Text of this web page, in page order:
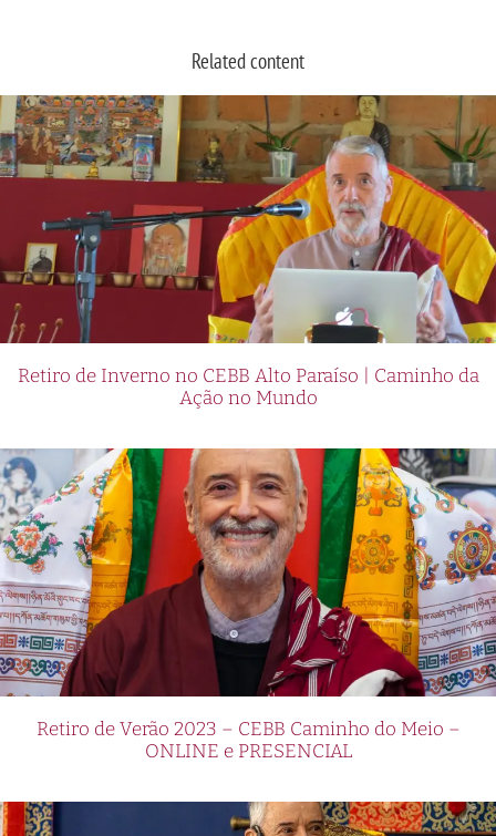
Related content
Retiro de Inverno no CEBB Alto Paraíso | Caminho da
Ação no Mundo
Retiro de Verão 2023 – CEBB Caminho do Meio –
ONLINE e PRESENCIAL